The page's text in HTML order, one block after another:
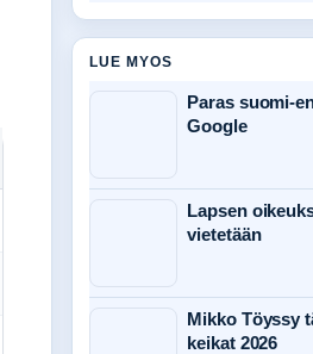
LUE MYOS
Paras suomi-
Google
Lapsen
vietetään
Mikko Töyssy
keikat 2026